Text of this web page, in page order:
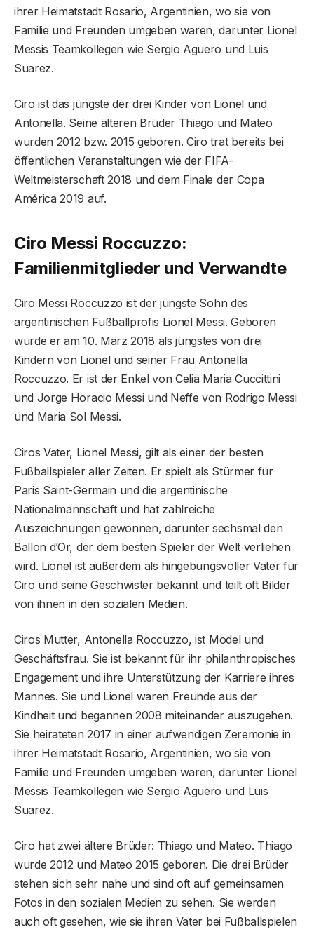
ihrer Heimatstadt Rosario, Argentinien, wo sie von
Familie und Freunden umgeben waren, darunter Lionel
Messis Teamkollegen wie Sergio Aguero und Luis
Suarez.
Ciro ist das jüngste der drei Kinder von Lionel und
Antonella. Seine älteren Brüder Thiago und Mateo
wurden 2012 bzw. 2015 geboren. Ciro trat bereits bei
öffentlichen Veranstaltungen wie der FIFA-
Weltmeisterschaft 2018 und dem Finale der Copa
América 2019 auf.
Ciro Messi Roccuzzo:
Familienmitglieder und Verwandte
Ciro Messi Roccuzzo ist der jüngste Sohn des
argentinischen Fußballprofis Lionel Messi. Geboren
wurde er am 10. März 2018 als jüngstes von drei
Kindern von Lionel und seiner Frau Antonella
Roccuzzo. Er ist der Enkel von Celia Maria Cuccittini
und Jorge Horacio Messi und Neffe von Rodrigo Messi
und Maria Sol Messi.
Ciros Vater, Lionel Messi, gilt als einer der besten
Fußballspieler aller Zeiten. Er spielt als Stürmer für
Paris Saint-Germain und die argentinische
Nationalmannschaft und hat zahlreiche
Auszeichnungen gewonnen, darunter sechsmal den
Ballon d’Or, der dem besten Spieler der Welt verliehen
wird. Lionel ist außerdem als hingebungsvoller Vater für
Ciro und seine Geschwister bekannt und teilt oft Bilder
von ihnen in den sozialen Medien.
Ciros Mutter, Antonella Roccuzzo, ist Model und
Geschäftsfrau. Sie ist bekannt für ihr philanthropisches
Engagement und ihre Unterstützung der Karriere ihres
Mannes. Sie und Lionel waren Freunde aus der
Kindheit und begannen 2008 miteinander auszugehen.
Sie heirateten 2017 in einer aufwendigen Zeremonie in
ihrer Heimatstadt Rosario, Argentinien, wo sie von
Familie und Freunden umgeben waren, darunter Lionel
Messis Teamkollegen wie Sergio Aguero und Luis
Suarez.
Ciro hat zwei ältere Brüder: Thiago und Mateo. Thiago
wurde 2012 und Mateo 2015 geboren. Die drei Brüder
stehen sich sehr nahe und sind oft auf gemeinsamen
Fotos in den sozialen Medien zu sehen. Sie werden
auch oft gesehen, wie sie ihren Vater bei Fußballspielen